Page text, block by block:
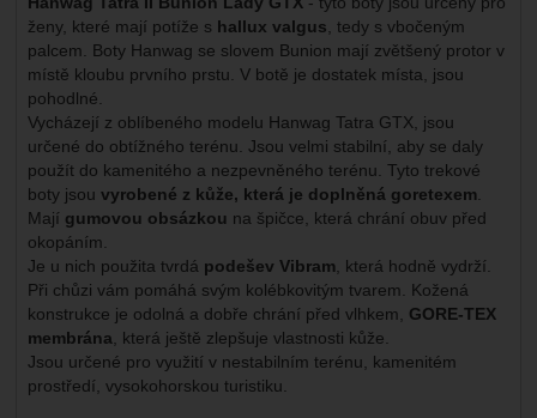
ženy, které mají potíže s hallux valgus , tedy s vbočeným
palcem. Boty Hanwag se slovem Bunion mají zvětšený protor v
místě kloubu prvního prstu. V botě je dostatek místa, jsou
pohodlné.
Vycházejí z oblíbeného modelu Hanwag Tatra GTX, jsou
určené do obtížného terénu. Jsou velmi stabilní, aby se daly
použít do kamenitého a nezpevněného terénu. Tyto trekové
boty jsou vyrobené z kůže, která je doplněná goretexem.
Mají gumovou obsázkou na špičce, která chrání obuv před
okopáním.
Je u nich použita tvrdá podešev Vibram, která hodně vydrží.
Při chůzi vám pomáhá svým kolébkovitým tvarem. Kožená
konstrukce je odolná a dobře chrání před vlhkem, GORE-TEX
membrána , která ještě zlepšuje vlastnosti kůže.
Jsou určené pro využití v nestabilním terénu, kamenitém
prostředí, vysokohorskou turistiku.